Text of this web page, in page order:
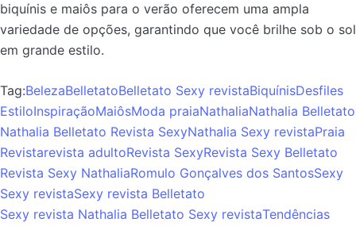
biquínis e maiôs para o verão oferecem uma ampla
variedade de opções, garantindo que você brilhe sob o sol
em grande estilo.
Tag:BelezaBelletatoBelletato Sexy revistaBiquínisDesfiles
EstiloInspiraçãoMaiôsModa praiaNathaliaNathalia Belletato
Nathalia Belletato Revista SexyNathalia Sexy revistaPraia
Revistarevista adultoRevista SexyRevista Sexy Belletato
Revista Sexy NathaliaRomulo Gonçalves dos SantosSexy
Sexy revistaSexy revista Belletato
Sexy revista Nathalia Belletato Sexy revistaTendências